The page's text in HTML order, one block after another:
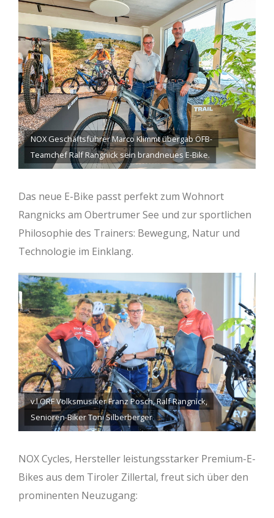
NOX Geschäftsführer Marco Klimmt übergab ÖFB-
Teamchef Ralf Rangnick sein brandneues E-Bike.
Das neue E-Bike passt perfekt zum Wohnort
Rangnicks am Obertrumer See und zur sportlichen
Philosophie des Trainers: Bewegung, Natur und
Technologie im Einklang.
v.l ORF Volksmusiker Franz Posch, Ralf Rangnick,
Senioren-Biker Toni Silberberger
NOX Cycles, Hersteller leistungsstarker Premium-E-
Bikes aus dem Tiroler Zillertal, freut sich über den
prominenten Neuzugang: